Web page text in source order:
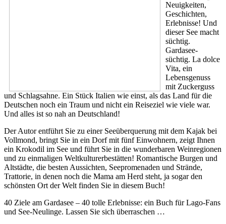
Neuigkeiten,
Geschichten,
Erlebnisse! Und
dieser See macht
süchtig.
Gardasee-
süchtig. La dolce
Vita, ein
Lebensgenuss
mit Zuckerguss
und Schlagsahne. Ein Stück Italien wie einst, als das Land für die
Deutschen noch ein Traum und nicht ein Reiseziel wie viele war.
Und alles ist so nah an Deutschland!
Der Autor entführt Sie zu einer Seeüberquerung mit dem Kajak bei
Vollmond, bringt Sie in ein Dorf mit fünf Einwohnern, zeigt Ihnen
ein Krokodil im See und führt Sie in die wunderbaren Weinregionen
und zu einmaligen Weltkulturerbestätten! Romantische Burgen und
Altstädte, die besten Aussichten, Seepromenaden und Strände,
Trattorie, in denen noch die Mama am Herd steht, ja sogar den
schönsten Ort der Welt finden Sie in diesem Buch!
40 Ziele am Gardasee – 40 tolle Erlebnisse: ein Buch für Lago-Fans
und See-Neulinge. Lassen Sie sich überraschen …